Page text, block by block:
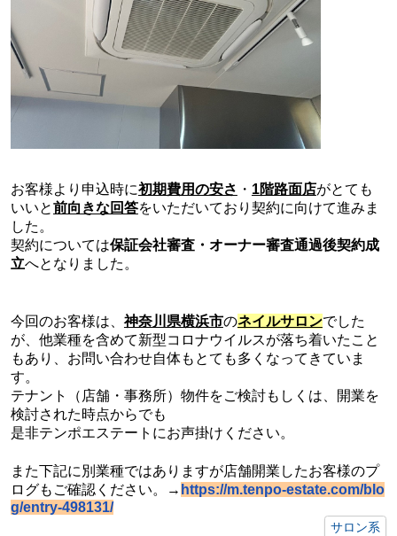
お客様より申込時に初期費用の安さ ・ 1階路面店がとても
いいと前向きな回答をいただいており契約に向けて進みま
した。
契約については保証会社審査・オーナー審査通過後契約成
立へとなりました。
今回のお客様は、神奈川県横浜市のネイルサロンでした
が、他業種を含めて新型コロナウイルスが落ち着いたこと
もあり、お問い合わせ自体もとても多くなってきていま
す。
テナント（店舗・事務所）物件をご検討もしくは、開業を
検討された時点からでも
是非テンポエステートにお声掛けください。
また下記に別業種ではありますが店舗開業したお客様のプ
ログもご確認ください。→ https://m.tenpo-estate.com/blo
g/entry-498131/
サロン系